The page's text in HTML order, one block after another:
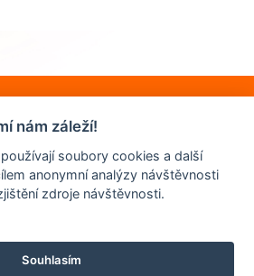
nám záleží!
soubory cookies a další
anonymní analýzy návštěvnosti
zdroje návštěvnosti.
Souhlasím